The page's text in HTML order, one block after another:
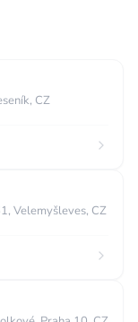
CZ
Velemyšleves, CZ